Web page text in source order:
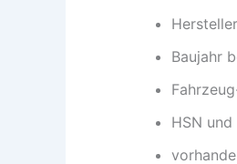
Baujahr
HSN und